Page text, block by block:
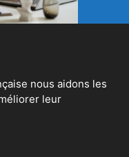
nous aidons les
leur